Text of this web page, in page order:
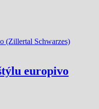
europivo